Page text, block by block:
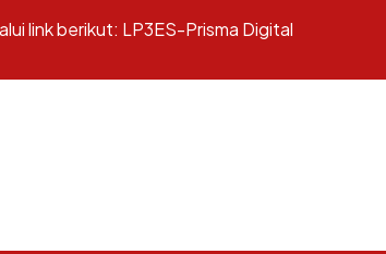
link berikut: LP3ES-Prisma Digital